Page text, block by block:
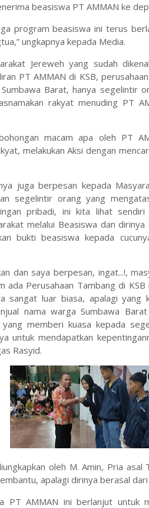
beasiswa PT AMMAN ke
program beasiswa ini terus
ungkapnya kepada Media.
Jereweh yang sudah
PT AMMAN di KSB,
Barat, hanya segelintir
rakyat menuding PT
macam apa oleh PT
melakukan Aksi dengan
juga berpesan kepada
segelintir orang yang
pribadi, ini kita lihat sendiri
melalui Beasiswa dan
bukti beasiswa kepada
dan saya berpesan, ingat...!,
ada Perusahaan Tambang di
sangat luar biasa, apalagi yang
nama warga Sumbawa
memberi kuasa kepada
untuk mendapatkan
Rasyid.
oleh M. Amin, Pria
apalagi dirinya berasal
PT AMMAN ini berlanjut untuk